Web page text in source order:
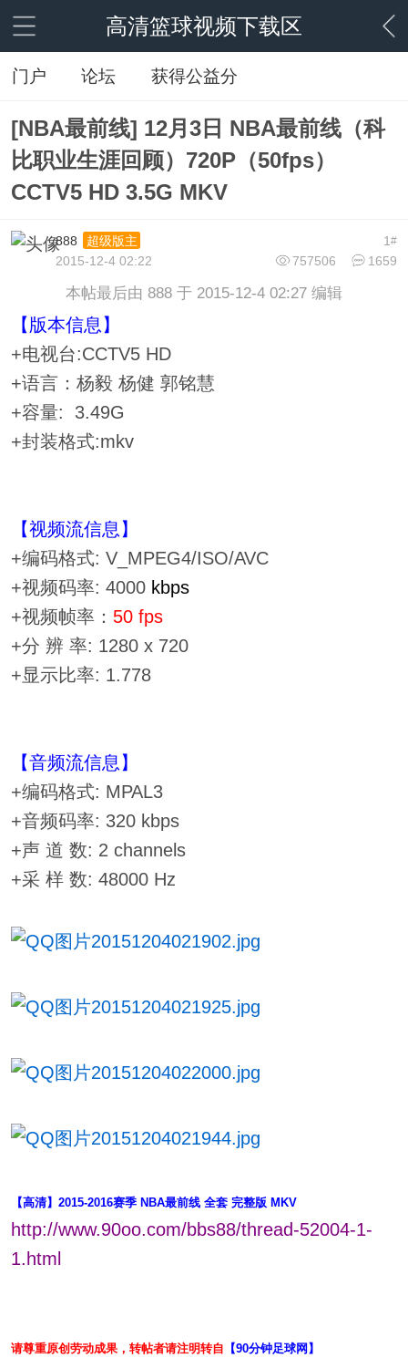
高清篮球视频下载区
门户 论坛 获得公益分
[NBA最前线] 12月3日 NBA最前线（科
比职业生涯回顾）720P（50fps）
CCTV5 HD 3.5G MKV
1#
888
超级版主
757506
1659
2015-12-4 02:22
本帖最后由 888 于 2015-12-4 02:27 编辑
【版本信息】
+电视台:CCTV5 HD
+语言：杨毅 杨健 郭铭慧
+容量: 3.49G
+封装格式:mkv
【视频流信息】
+编码格式: V_MPEG4/ISO/AVC
+视频码率: 4000 kbps
+视频帧率： 50 fps
+分 辨 率: 1280 x 720
+显示比率: 1.778
【音频流信息】
+编码格式: MPAL3
+音频码率: 320 kbps
+声 道 数: 2 channels
+采 样 数: 48000 Hz
【高清】2015-2016赛季 NBA最前线 全套 完整版 MKV
http://www.90oo.com/bbs88/thread-52004-1-
1.html
请尊重原创劳动成果，转帖者请注明转自 【90分钟足球网】